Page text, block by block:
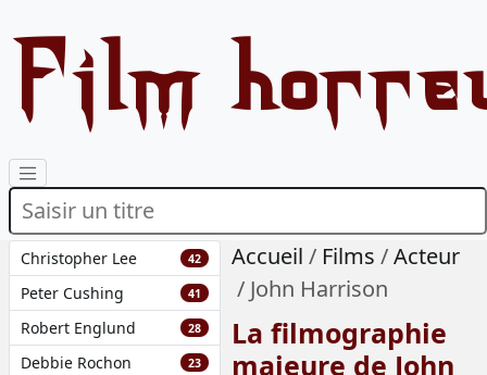
Film
Christopher Lee 42
Peter Cushing 41
Robert Englund 28
Debbie Rochon 23
Accueil Films
Acteur
John Harrison
La filmographie
majeure de John